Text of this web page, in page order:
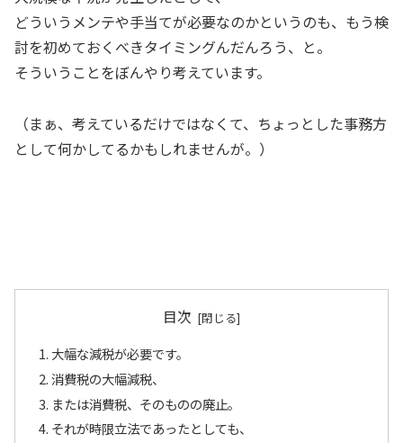
どういうメンテや手当てが必要なのかというのも、もう検
討を初めておくべきタイミングんだんろう、と。
そういうことをぼんやり考えています。
（まぁ、考えているだけではなくて、ちょっとした事務方
として何かしてるかもしれませんが。）
目次
大幅な減税が必要です。
消費税の大幅減税、
または消費税、そのものの廃止。
それが時限立法であったとしても、